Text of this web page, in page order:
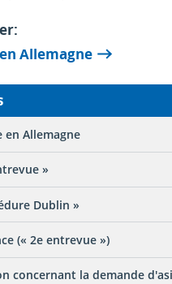
Allemagne
en Allemagne
»
Dublin »
(« 2e entrevue »)
concernant la demande